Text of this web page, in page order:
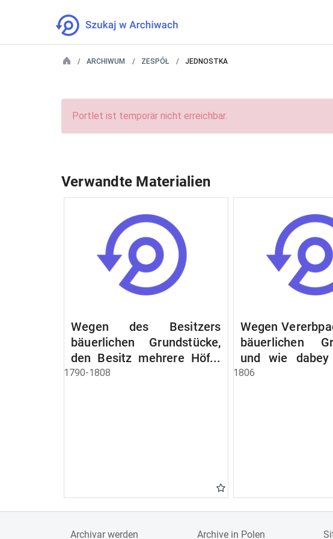
ARCHIWUM ZESPÓŁ JEDNOSTKA
Portlet ist temporär nicht erreichbar.
Verwandte Materialien
Wegen des Besitzers
bäuerlichen Grundstücke,
den Besitz mehrere Höfe.
Instruction wegen der
1790-1808
Wegen
bäuerlichen
und wie dabey
werden soll
1806
Archivar werden Archive in Polen